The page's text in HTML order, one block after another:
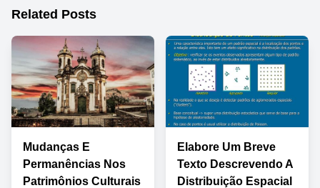
Related Posts
Mudanças E
Permanências Nos
Patrimônios Culturais
Elabore Um Breve
Texto Descrevendo A
Distribuição Espacial